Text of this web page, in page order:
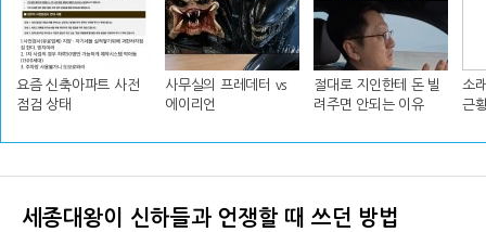
요즘 신축아파트 사전
점검 상태
사무실의 프레데터 vs
에이리언
절대로 지인한테 돈 빌
려주면 안되는 이유
소
근
세종대왕이 신하들과 언쟁할 때 쓰던 방법